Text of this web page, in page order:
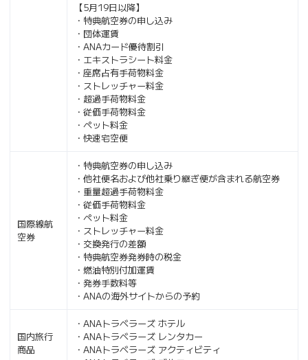
【5月19日以降】
・特典航空券の申し込み
・団体運賃
・ANAカード優待割引
・エキストラシート料金
・座席占有手荷物料金
・ストレッチャー料金
・超過手荷物料金
・従価手荷物料金
・ペット料金
・快速宅空便
国際線航
空券
・特典航空券の申し込み
・他社便名および他社乗り継ぎ便が含まれる航空券
・重量超過手荷物料金
・従価手荷物料金
・ペット料金
・ストレッチャー料金
・交換発行の差額
・特典航空券発券時の税金
・燃油特別付加運賃
・発券手数料等
・ANAの海外サイトからの予約
国内旅行
商品
・ANAトラベラーズ ホテル
・ANAトラベラーズ レンタカー
・ANAトラベラーズ アクティビティ